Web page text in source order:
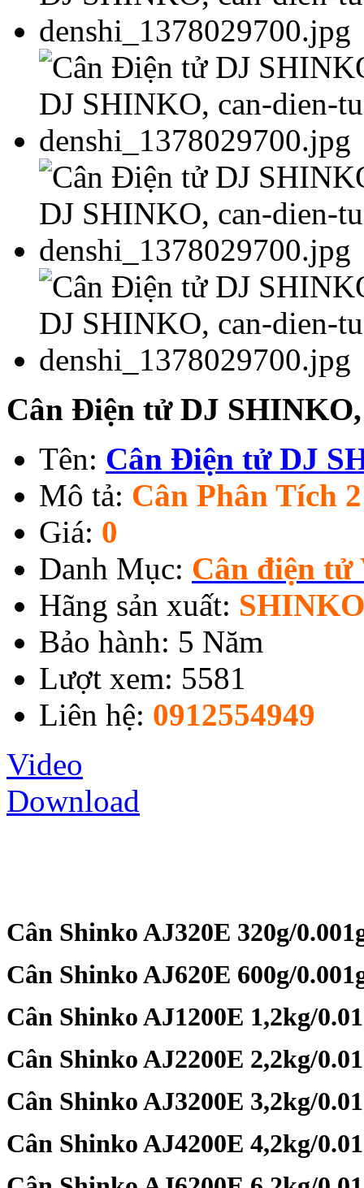
Cân Điện tử DJ
Tên: Cân Điện tử DJ
Mô tả: Cân Phân Tích
Giá: 0
Danh Mục: Cân điện
Hãng sản xuất:
Bảo hành: 5 Năm
Lượt xem: 5581
Liên hệ: 0912554949
Video
Download
Cân Shinko AJ320E 320g/
Cân Shinko AJ620E 600g/
Cân Shinko AJ1200E 1,2kg/
Cân Shinko AJ2200E 2,2kg/
Cân Shinko AJ3200E 3,2kg/
Cân Shinko AJ4200E 4,2kg/